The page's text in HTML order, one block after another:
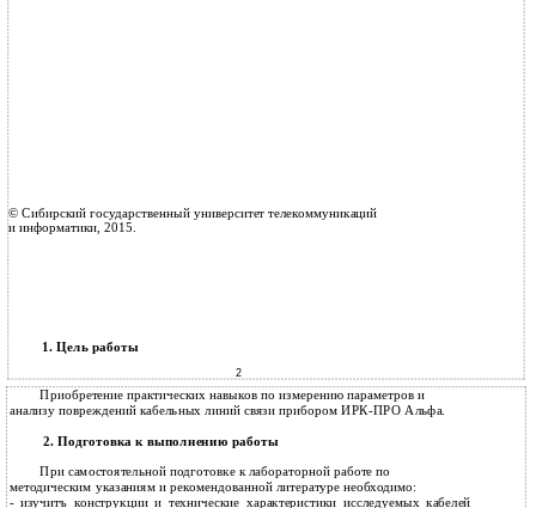
© Сибирский государственный университет телекоммуникаций
и информатики, 2015.
1. Цель работы
2
Приобретение практических навыков по измерению параметров и
анализу повреждений кабельных линий связи прибором ИРК-ПРО Альфа.
2. Подготовка к выполнению работы
При самостоятельной подготовке к лабораторной работе по
методическим указаниям и рекомендованной литературе необходимо:
- изучитъ конструкции и технические характеристики исследуемых кабелей